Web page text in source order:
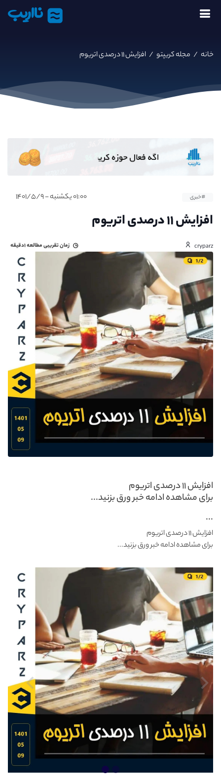
نااریب
خانه / مجله کریپتو / افزایش ۱۱ درصدی اتریوم
#خبری ۰۱:۰۰ یکشنبه - ۱۴۰۱/۵/۹
افزایش ۱۱ درصدی اتریوم
cryparz زمان تقریبی مطالعه۱دقیقه
افزایش ۱۱ درصدی اتریوم
برای مشاهده ادامه خبر ورق بزنید...
...
افزایش ۱۱ درصدی اتریوم
برای مشاهده ادامه خبر ورق بزنید...